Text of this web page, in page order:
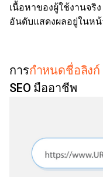
เนื้อหาของผู้ใช้งานจริ
อันดับแสดงผลอยู่ในหน้
การกำหนดชื่อลิงก์
SEO มืออาชีพ